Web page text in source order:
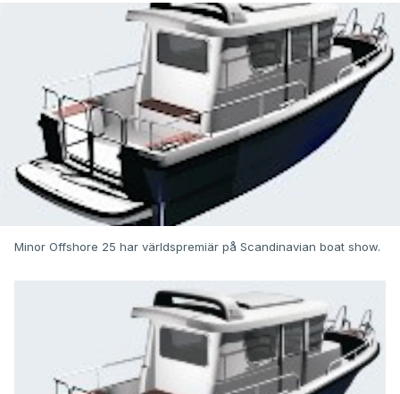
Minor Offshore 25 har världspremiär på Scandinavian boat show.